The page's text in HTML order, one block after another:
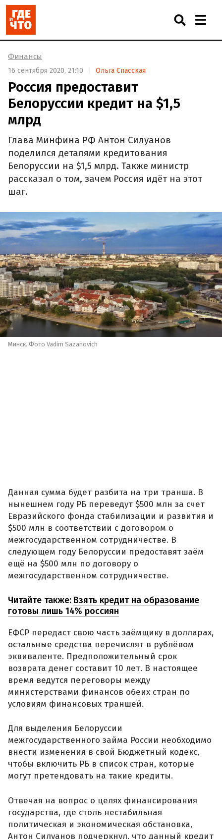
Финансы
16 сентября 2020, 21:10 Ольга Спасская
Россия предоставит
Белоруссии кредит на $1,5
млрд
Глава Минфина РФ Антон Силуанов
поделился деталями кредитования
Белоруссии на $1,5 млрд. Также министр
рассказал о том, зачем Россия идёт на этот
шаг.
Минск. Фото Vadim Sazanovich
Данная сумма будет разбита на три транша. В
нынешнем году РБ переведут $500 млн за счет
Евразийского фонда стабилизации и развития и
$500 млн в соответствии с договором о
межгосударственном сотрудничестве. В
следующем году Белоруссии предоставят заём
ещё на $500 млн по договору о
межгосударственном сотрудничестве.
Читайте также: Взять кредит на образование
готовы лишь 14% россиян
ЕФСР передаст свою часть заёмщику в долларах,
остальные средства перечислят в рублёвом
эквиваленте. Предположительный срок
возврата денег составит 10 лет. В настоящее
время ведутся переговоры между
министерствами финансов обеих стран по
условиям финансовых траншей.
Для выделения Белоруссии
межгосударственного займа России необходимо
внести изменения в свой Бюджетный кодекс,
чтобы включить РБ в список стран, которые
могут претендовать на такие кредиты.
Отвечая на вопрос о целях финансирования
государства, где столь нестабильная
политическая и экономическая обстановка,
Антон Силуанов подчеркнул, что данный кредит